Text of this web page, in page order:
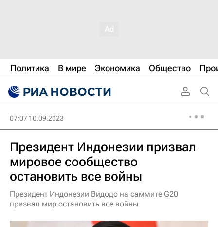
Политика В мире Экономика Общество
07:07 10.09.2023
Президент Индонезии призвал
мировое сообщество
остановить все войны
Президент Индонезии Видодо на саммите G20
призвал мир остановить все войны